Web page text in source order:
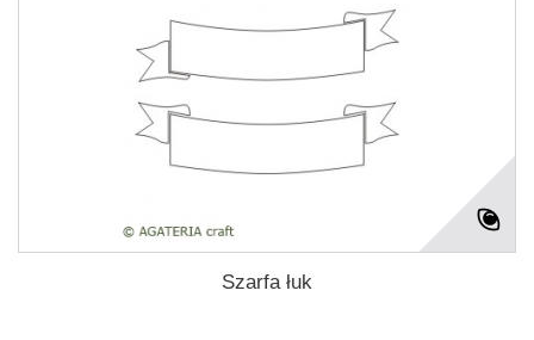
Szarfa łuk